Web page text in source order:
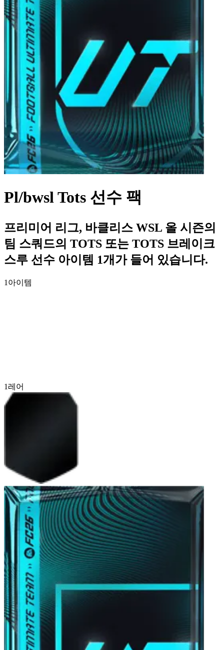
Pl/bwsl Tots 선수 팩
프리미어 리그, 바클리스 WSL 올 시즌의
팀 스쿼드의 TOTS 또는 TOTS 브레이크
스루 선수 아이템 1개가 들어 있습니다.
1 아이템
1 레어